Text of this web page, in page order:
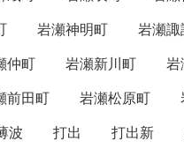
岩瀬神明町
岩瀬
仲町 岩瀬新川町
岩
前田町 岩瀬松原町
波 打出 打出新